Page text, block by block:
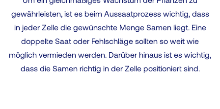
gewährleisten, ist es beim Aussaatprozess wichtig, dass
in jeder Zelle die gewünschte Menge Samen liegt. Eine
doppelte Saat oder Fehlschläge sollten so weit wie
möglich vermieden werden. Darüber hinaus ist es wichtig,
dass die Samen richtig in der Zelle positioniert sind.